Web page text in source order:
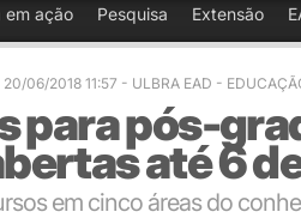
em ação Pesquisa Extensão
20/06/2018 11:57 - ULBRA EAD -
para pós-
até 6
em cinco áreas do